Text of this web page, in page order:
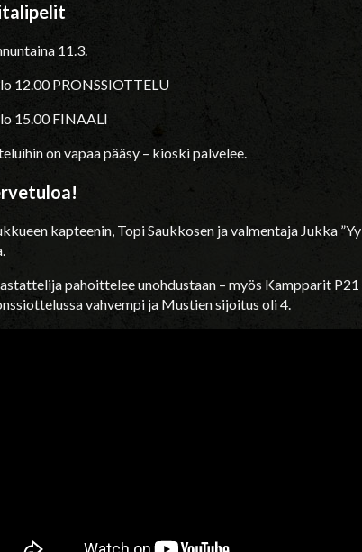
11.3.
12.00 PRONSSIOTTELU
15.00 FINAALI
on vapaa pääsy – kioski palvelee.
kapteenin, Topi Saukkosen ja valmentaja Jukka
pahoittelee unohdustaan – myös Kampparit
vahvempi ja Mustien sijoitus oli 4.